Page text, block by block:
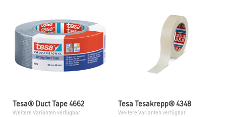
Tesa® Duct Tape 4662
Weitere Varianten verfügbar
Tesa Tesakrepp® 4348
Weitere Varianten verfügbar